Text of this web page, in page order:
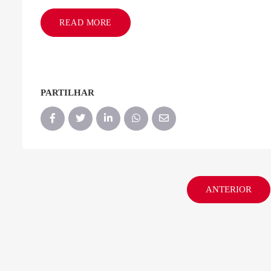
READ MORE
PARTILHAR
ANTERIOR